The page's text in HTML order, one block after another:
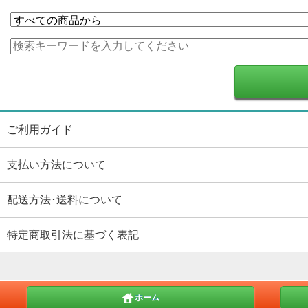
ご利用ガイド
支払い方法について
配送方法･送料について
特定商取引法に基づく表記
ホーム